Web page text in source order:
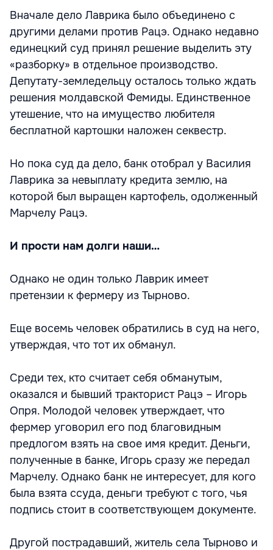
Вначале дело Лаврика было объединено с
другими делами против Рацэ. Однако недавно
единецкий суд принял решение выделить эту
«разборку» в отдельное производство.
Депутату-земледельцу осталось только ждать
решения молдавской Фемиды. Единственное
утешение, что на имущество любителя
бесплатной картошки наложен секвестр.
Но пока суд да дело, банк отобрал у Василия
Лаврика за невыплату кредита землю, на
которой был выращен картофель, одолженный
Марчелу Рацэ.
И прости нам долги наши…
Однако не один только Лаврик имеет
претензии к фермеру из Тырново.
Еще восемь человек обратились в суд на него,
утверждая, что тот их обманул.
Среди тех, кто считает себя обманутым,
оказался и бывший тракторист Рацэ – Игорь
Опря. Молодой человек утверждает, что
фермер уговорил его под благовидным
предлогом взять на свое имя кредит. Деньги,
полученные в банке, Игорь сразу же передал
Марчелу. Однако банк не интересует, для кого
была взята ссуда, деньги требуют с того, чья
подпись стоит в соответствующем документе.
Другой пострадавший, житель села Тырново и